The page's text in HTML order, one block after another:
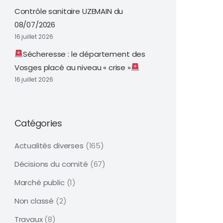
Contrôle sanitaire UZEMAIN du
08/07/2026
16 juillet 2026
Sécheresse : le département des
Vosges placé au niveau « crise »
16 juillet 2026
Catégories
Actualités diverses (165)
Décisions du comité (67)
Marché public(1)
Non classé (2)
Travaux(8)